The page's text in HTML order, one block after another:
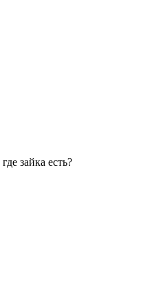
зайка есть?